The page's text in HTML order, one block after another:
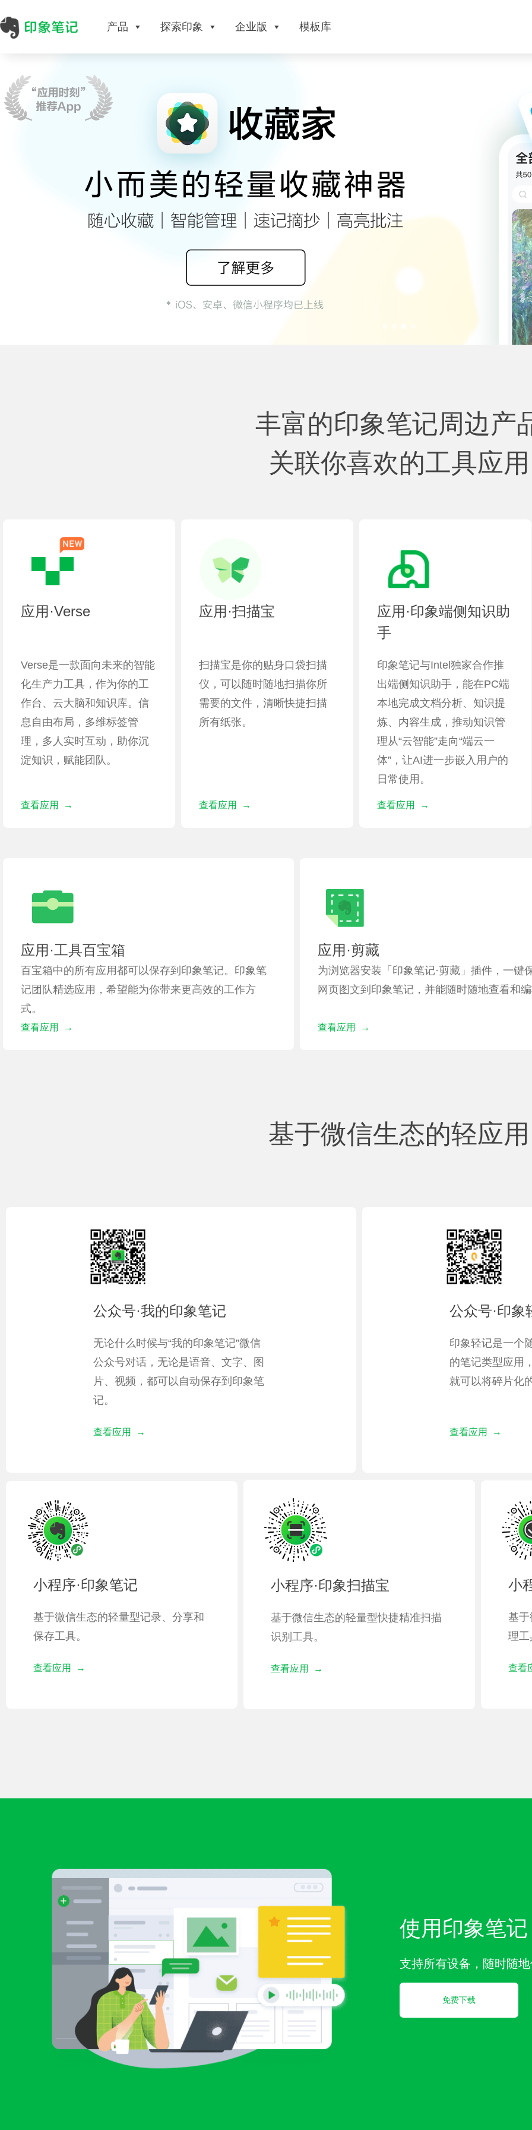
产品 探索印象 企业版 模板库
丰富的印象笔记周边产
关联你喜欢的工具应用
应用·Verse
Verse是一款面向未来的智能
化生产力工具，作为你的工
作台、云大脑和知识库。信
息自由布局，多维标签管
理，多人实时互动，助你沉
淀知识，赋能团队。
查看应用 →
应用·扫描宝
扫描宝是你的贴身口袋扫描
仪，可以随时随地扫描你所
需要的文件，清晰快捷扫描
所有纸张。
查看应用 →
应用·印象端侧知识助
手
印象笔记与Intel独家合作推
出端侧知识助手，能在PC端
本地完成文档分析、知识提
炼、内容生成，推动知识管
理从“云智能”走向“端云一
体”，让AI进一步嵌入用户的
日常使用。
查看应用 →
应用·工具百宝箱
百宝箱中的所有应用都可以保存到印象笔记。印象笔
记团队精选应用，希望能为你带来更高效的工作方
式。
查看应用 →
应用·剪藏
为浏览器安装「印象笔记·剪藏」插件，⼀键
⽹页图文到印象笔记，并能随时随地查看和
查看应用 →
基于微信生态的轻应用
公众号·我的印象笔记
无论什么时候与“我的印象笔记”微信
公众号对话，无论是语音、文字、图
片、视频，都可以自动保存到印象笔
记。
查看应用 →
公众号·印象
印象轻记是一个
的笔记类型应用
就可以将碎片化
查看应用 →
小程序·印象笔记
基于微信生态的轻量型记录、分享和
保存工具。
查看应用 →
小程序·印象扫描宝
基于微信生态的轻量型快捷精准扫描
识别工具。
查看应用 →
小
基
理
查
使用印象笔
支持所有设备，随时随
免费下载